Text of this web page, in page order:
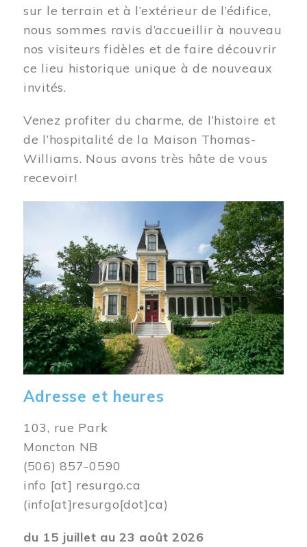
sur le terrain et à l’extérieur de l’édifice,
nous sommes ravis d’accueillir à nouveau
nos visiteurs fidèles et de faire découvrir
ce lieu historique unique à de nouveaux
invités.
Venez profiter du charme, de l’histoire et
de l’hospitalité de la Maison Thomas-
Williams. Nous avons très hâte de vous
recevoir!
Adresse et heures
103, rue Park
Moncton NB
(506) 857-0590
info [at] resurgo.ca
(info[at]resurgo[dot]ca)
du 15 juillet au 23 août 2026